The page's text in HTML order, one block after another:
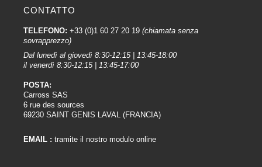
elementi esterni. Inoltre, protegge il colore dallo sbiadimento dovuto ai raggi
7. Tempo di asciugatura :
Il veicolo viene posto in una zona di asciugatura controllata per consentire il
completo indurimento dei Vernici. Condizioni di asciugatura adeguate sono
8. Lucidatura e finitura:
Una volta che i Vernici sono completamente asciutti, possono essere
ottenere una finitura liscia e brillante. La lucidatura aiuta anche a uniformare
CONTATTO
TELEFONO: +33 (0)1 60 27 20 19 (chiamata senza
sovrapprezzo)
Dal lunedì al giovedì 8:30-12:15 | 13:45-18:00
il venerdì 8:30-12:15 | 13:45-17:00
POSTA:
Carross SAS
6 rue des sources
69230 SAINT GENIS LAVAL (FRANCIA)
EMAIL : tramite il nostro modulo online